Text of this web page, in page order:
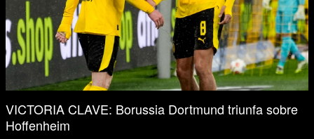
VICTORIA CLAVE: Borussia Dortmund triunfa sobre
Hoffenheim